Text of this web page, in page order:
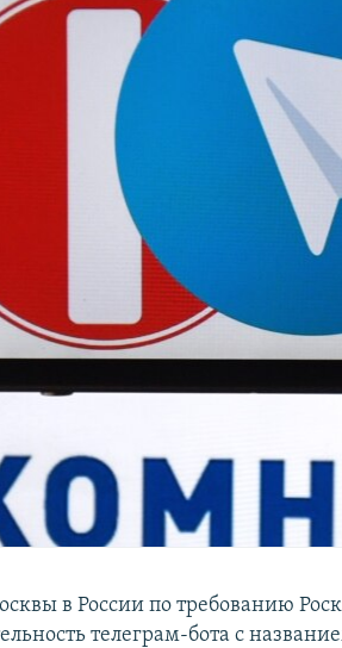
в России по требованию
телеграм-бота с